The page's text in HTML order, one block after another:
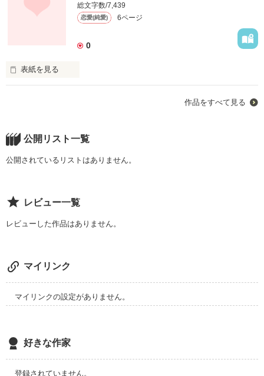
総文字数/7,439
恋愛(純愛) 6ページ
0
表紙を見る
×
うことになった高校１年生。
「好きでもこの想いは叶わない・・・。それでも、君はあたし
に愛すること、恋することの素晴らしさを教えてくれた。あり
がとう、そして、さよなら・・・。」
作品をすべて見る
公開リスト一覧
公開されているリストはありません。
レビュー一覧
レビューした作品はありません。
マイリンク
マイリンクの設定がありません。
好きな作家
登録されていません。